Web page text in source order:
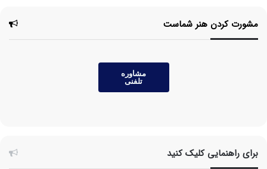
مشورت کردن هنر شماست
مشاوره
تلفنی
برای راهنمایی کلیک کنید